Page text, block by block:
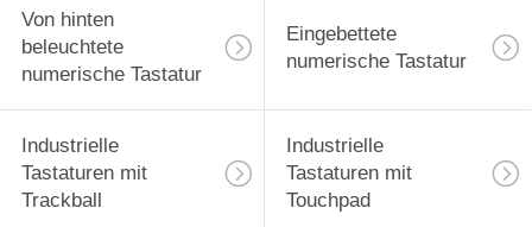
Von hinten
beleuchtete
numerische Tastatur
Eingebettete
numerische Tastatur
Industrielle
Tastaturen mit
Trackball
Industrielle
Tastaturen mit
Touchpad